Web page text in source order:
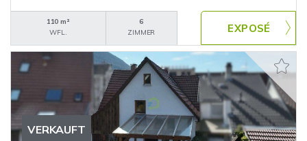
110 m²
WFL.
6
ZIMMER
VERKAUFT